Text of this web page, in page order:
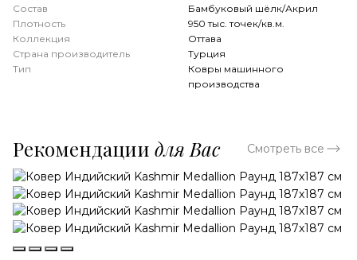
Состав
Бамбуковый шёлк/Акрил
Плотность
950 тыс. точек/кв.м.
Коллекция
Оттава
Страна производитель
Турция
Тип
Ковры машинного
производства
Рекомендации для Вас Смотреть все